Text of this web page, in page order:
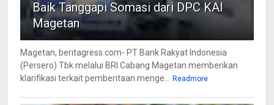
Baik Tanggapi Somasi dari DPC KAI
Magetan
Magetan, beritagress.com- PT Bank Rakyat Indonesia
(Persero) Tbk melalui BRI Cabang Magetan memberikan
klarifikasi terkait pemberitaan menge...
Readmore